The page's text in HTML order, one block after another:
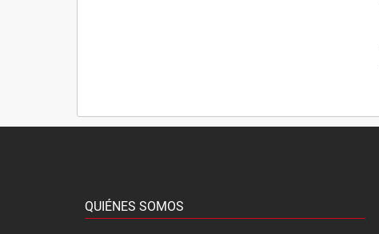
QUIÉNES SOMOS